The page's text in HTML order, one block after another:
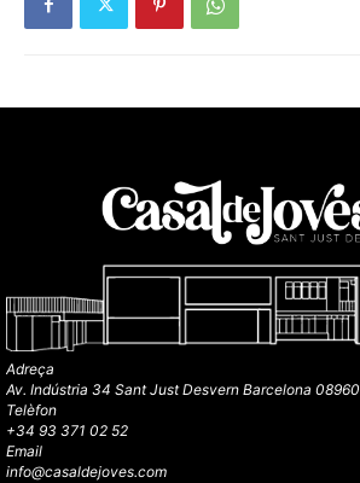
Adreça
Av. Indústria 34 Sant Just Desvern Barcelona 08960
Telèfon
+34 93 371 02 52
Email
info@casaldejoves.com